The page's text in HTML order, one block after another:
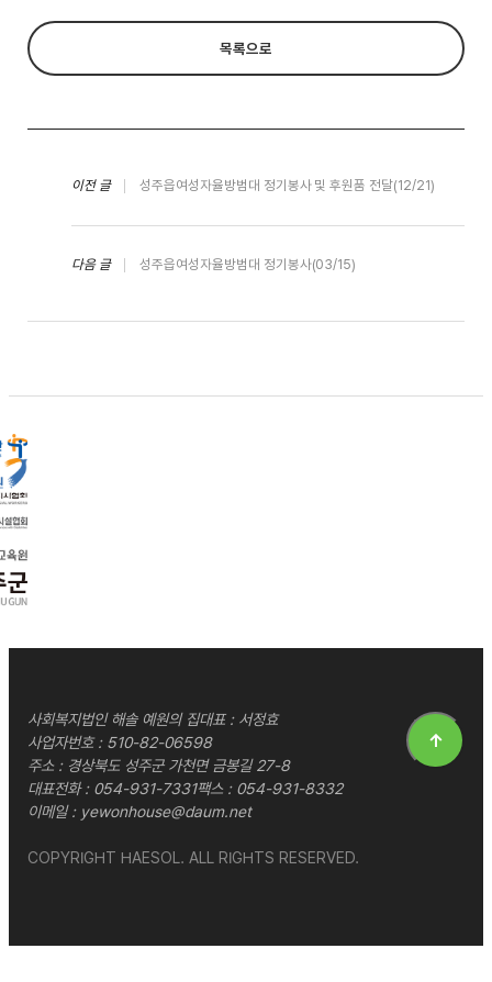
목록으로
이전 글 성주읍여성자율방범대 정기봉사 및 후원품 전달(12/21)
다음 글 성주읍여성자율방범대 정기봉사(03/15)
사회복지법인 해솔 예원의 집대표 : 서정효
사업자번호 : 510-82-06598
주소 : 경상북도 성주군 가천면 금봉길 27-8
대표전화 : 054-931-7331팩스 : 054-931-8332
이메일 : yewonhouse@daum.net
COPYRIGHT HAESOL. ALL RIGHTS RESERVED.
↑